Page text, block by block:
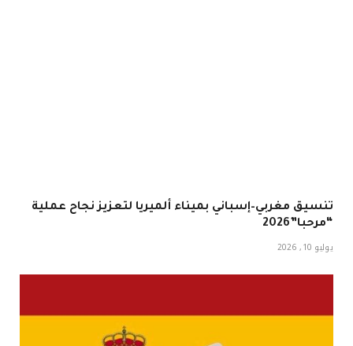
تنسيق مغربي–إسباني بميناء ألميريا لتعزيز نجاح عملية
“مرحبا”2026
يوليو 10, 2026